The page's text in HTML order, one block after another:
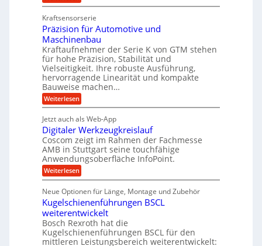
e
c
w
i
n
d
e
t
r
i
e
b
e
f
ü
r
r
a
e
U
m
g
e
z
n
d
A
u
f
t
r
a
g
s
e
i
n
g
a
n
g
s
l
o
s
e
,
w
e
n
i
g
e
r
S
t
e
l
e
n
Z
h
n
s
t
a
n
g
e
n
g
e
t
r
i
e
b
e
f
ü
r
r
ä
i
s
e
H
Kraftsensorserie
Präzision für Automotive und
Maschinenbau
Kraftaufnehmer der Serie K von GTM stehen
für hohe Präzision, Stabilität und
Vielseitigkeit. Ihre robuste Ausführung,
hervorragende Linearität und kompakte
Bauweise machen…
Weiterlesen:
P
ä
z
i
s
i
o
n
f
r
A
u
t
o
m
Jetzt auch als Web-App
Digitaler Werkzeugkreislauf
Coscom zeigt im Rahmen der Fachmesse
AMB in Stuttgart seine touchfähige
Anwendungsoberfläche InfoPoint.
Weiterlesen:
D
g
i
t
a
l
e
r
Neue Optionen für Länge, Montage und Zubehör
Kugelschienenführungen BSCL
weiterentwickelt
Bosch Rexroth hat die
Kugelschienenführungen BSCL für den
mittleren Leistungsbereich weiterentwickelt: